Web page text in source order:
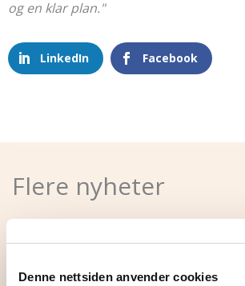
Denne nettsiden anvender cookies
og en klar plan."
LinkedIn Facebook
Flere nyheter